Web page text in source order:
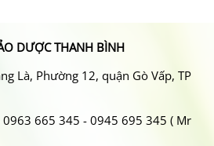
DƯỢC THANH BÌNH
Là, Phường 12, quận Gò Vấp, TP
665 345 - 0945 695 345 ( Mr